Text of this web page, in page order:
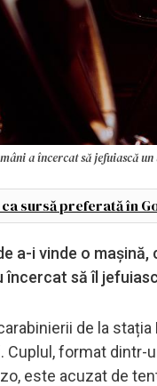
a încercat să jefuiască
sursă preferată în
a-i vinde o
încercat să îl
de la
Cuplul, format dintr-
este acuzat de